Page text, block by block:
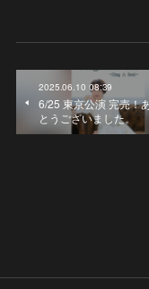
2025.06.10 08:39
6/25 東京公演 完売！
とうございました。